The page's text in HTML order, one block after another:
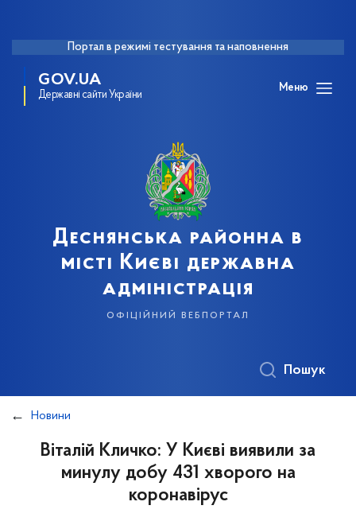
Портал в режимі тестування та наповнення
GOV.UA
Державні сайти України
Меню
Деснянська районна в
місті Києві державна
адміністрація
офіційний вебпортал
Пошук
Новини
Віталій Кличко: У Києві виявили за
минулу добу 431 хворого на
коронавірус